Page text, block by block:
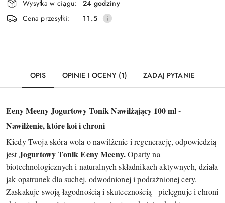
Wyślij
i
dostawa
Wysyłka w ciągu:
24 godziny
Cena przesyłki:
11.5
OPIS OPINIE I OCENY (1) ZADAJ PYTANIE
Eeny Meeny Jogurtowy Tonik Nawilżający 100 ml -
Nawilżenie, które koi i chroni
Kiedy Twoja skóra woła o nawilżenie i regenerację, odpowiedzią
jestJogurtowy Tonik Eeny Meeny.Oparty na
biotechnologicznych i naturalnych składnikach aktywnych, działa
jak opatrunek dla suchej, odwodnionej i podrażnionej cery.
Zaskakuje swoją łagodnością i skutecznością - pielęgnuje i chroni